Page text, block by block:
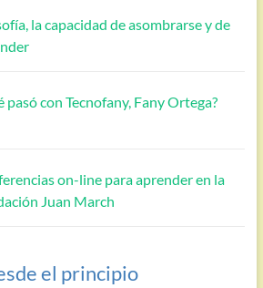
la capacidad de asombrarse y de
pasó con Tecnofany, Fany Ortega?
on-line para aprender en la
Juan March
el principio